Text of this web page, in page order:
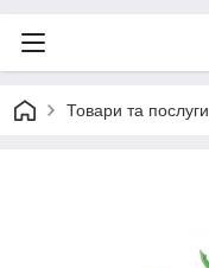
Товари та послуги